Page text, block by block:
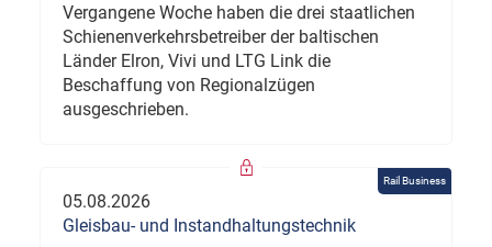
Vergangene Woche haben die drei staatlichen
Schienenverkehrsbetreiber der baltischen
Länder Elron, Vivi und LTG Link die
Beschaffung von Regionalzügen
ausgeschrieben.
Rail Business
05.08.2026
Gleisbau- und Instandhaltungstechnik